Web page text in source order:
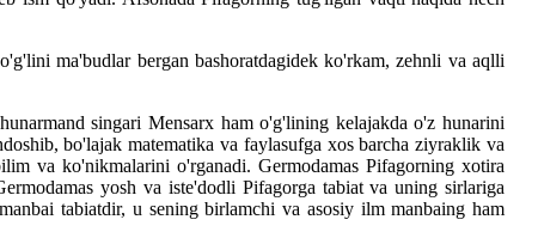
ma'budlar bergan bashoratdagidek ko'rkam, zehnli va aqlli
singari Mensarx ham o'g'lining kelajakda o'z hunarini
bo'lajak matematika va faylasufga xos barcha ziyraklik va
va ko'nikmalarini o'rganadi. Germodamas Pifagorning xotira
yosh va iste'dodli Pifagorga tabiat va uning sirlariga
tabiatdir, u sening birlamchi va asosiy ilm manbaing ham